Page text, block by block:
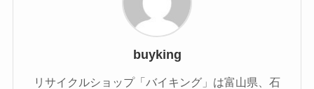
buyking
リサイクルショップ「バイキング」は富山県、石